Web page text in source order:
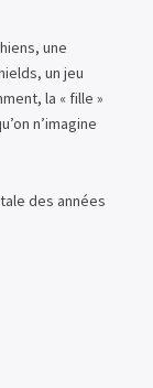
une
un jeu
la « fille »
n’imagine
des années